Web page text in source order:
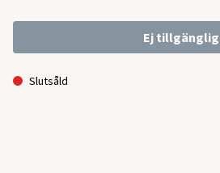
Ej tillgänglig
Slutsåld